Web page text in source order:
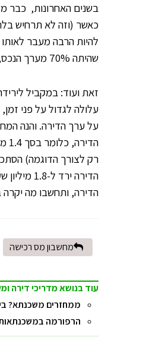
כאשר (וזה לא תרחיש
להיות הרבה מעבר
שהיתה 70% מערך הנכס, עלולה להיות 80%, 905 ואפילו יותר במצב של ירידות מחירים בשוק.
זאת ועוד: במקביל
עלולה לגדול על פני
הדירה, ותחשבו מה
מחשבון מס רכישה
עוד בנושא מדריכי דירה
ממחזרים משכנתא?
הרפורמה במשכנתאות